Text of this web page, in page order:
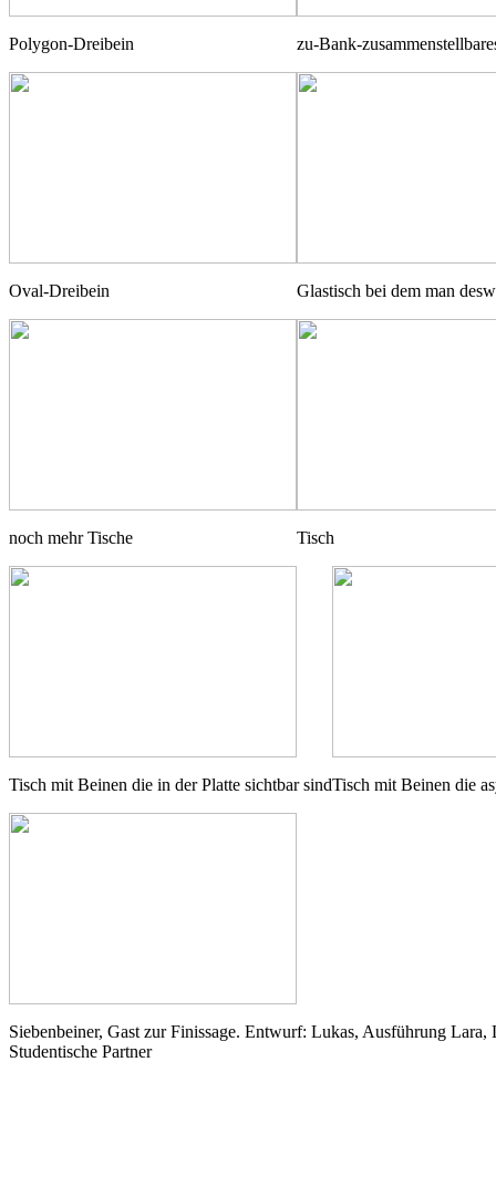
Polygon-Dreibein zu-Bank-
Oval-Dreibein Glastisch bei dem man
noch mehr Tische Tisch
Tisch mit Beinen die in der Platte sichtbar sindTisch mit Beinen die
Siebenbeiner, Gast zur Finissage. Entwurf: Lukas, Ausführung Lara,
Studentische Partner